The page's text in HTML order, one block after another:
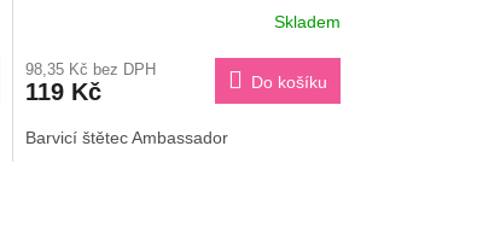
Skladem
98,35 Kč bez DPH
119 Kč Do košíku
Barvicí štětec Ambassador